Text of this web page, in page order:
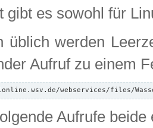
gibt es sowohl für
üblich werden
Aufruf zu einem
webservices/files/
Aufrufe beide